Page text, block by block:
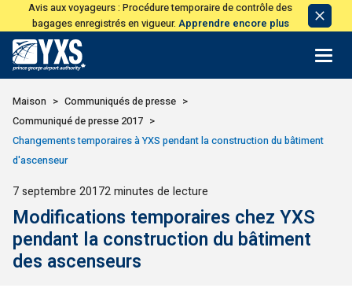
Avis aux voyageurs : Procédure temporaire de contrôle des
bagages enregistrés en vigueur. Apprendre encore plus Avis
de
Retour à la page d'accueil>
Maison
Communiqués de presse
Communiqué de presse 2017
Changements temporaires à YXS pendant la construction du bâtiment
d'ascenseur
Publié
7 septembre 20172 minutes de lecture
Modifications temporaires chez YXS
pendant la construction du bâtiment
des ascenseurs